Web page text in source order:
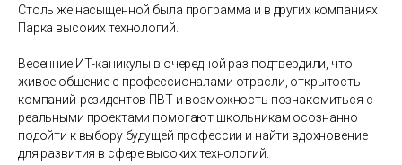
Столь же насыщенной была программа и в других компаниях
Парка высоких технологий.
Весенние ИТ-каникулы в очередной раз подтвердили, что
живое общение с профессионалами отрасли, открытость
компаний-резидентов ПВТ и возможность познакомиться с
реальными проектами помогают школьникам осознанно
подойти к выбору будущей профессии и найти вдохновение
для развития в сфере высоких технологий.